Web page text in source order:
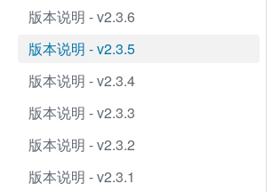
版本说明 - v2.3.6
版本说明 - v2.3.5
版本说明 - v2.3.4
版本说明 - v2.3.3
版本说明 - v2.3.2
版本说明 - v2.3.1